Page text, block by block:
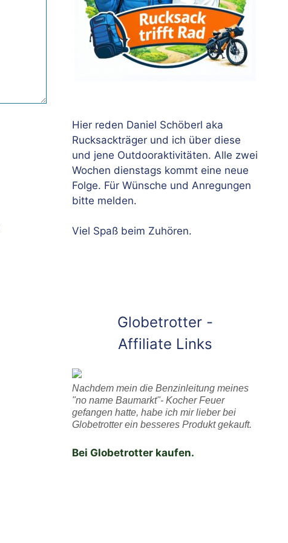
Hier reden Daniel Schöberl aka
Rucksackträger und ich über diese
und jene Outdooraktivitäten. Alle zwei
Wochen dienstags kommt eine neue
Folge. Für Wünsche und Anregungen
bitte melden.
Viel Spaß beim Zuhören.
Globetrotter -
Affiliate Links
Nachdem mein die Benzinleitung meines
"no name Baumarkt"- Kocher Feuer
gefangen hatte, habe ich mir lieber bei
Globetrotter ein besseres Produkt gekauft.
Bei Globetrotter kaufen.